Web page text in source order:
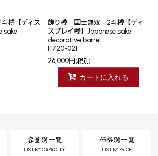
樽【ディス
sake
飾り樽 国士無双 2斗樽【ディ
スプレイ樽】Japanese sake
decorative barrel
[1720-02]
26,000円 (税別)
カートに入れる
容量別一覧
LIST BY CAPACITY
価格別一覧
LIST BY PRICE